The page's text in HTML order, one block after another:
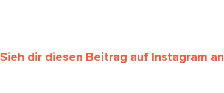
Sieh dir diesen Beitrag auf Instagram an